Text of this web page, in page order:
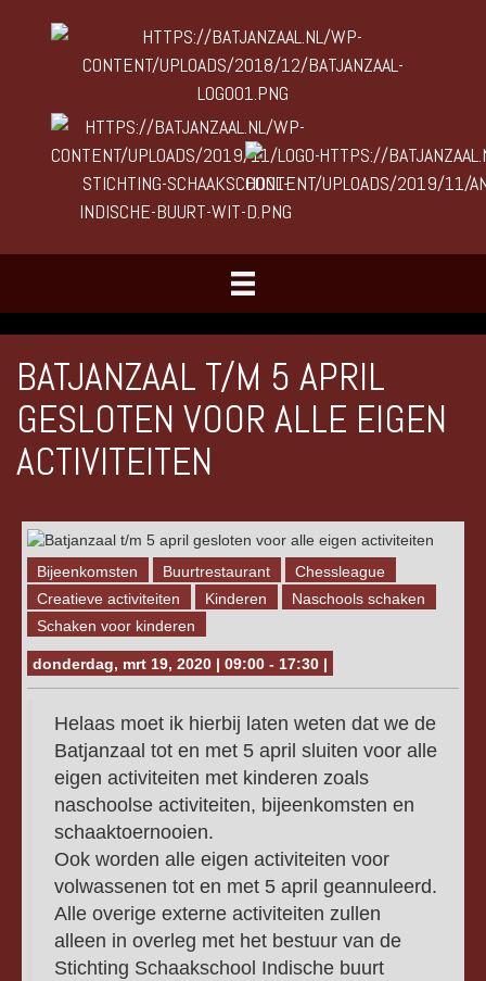
BATJANZAAL T/M 5 APRIL
GESLOTEN VOOR ALLE EIGEN
ACTIVITEITEN
Bijeenkomsten Buurtrestaurant
Chessleague
Creatieve activiteiten
Kinderen
Naschools schaken
Schaken voor kinderen
donderdag, mrt 19, 2020 | 09:00 - 17:30 |
Helaas moet ik hierbij laten weten dat we de
Batjanzaal tot en met 5 april sluiten voor alle
eigen activiteiten met kinderen zoals
naschoolse activiteiten, bijeenkomsten en
schaaktoernooien.
Ook worden alle eigen activiteiten voor
volwassenen tot en met 5 april geannuleerd.
Alle overige externe activiteiten zullen
alleen in overleg met het bestuur van de
Stichting Schaakschool Indische buurt